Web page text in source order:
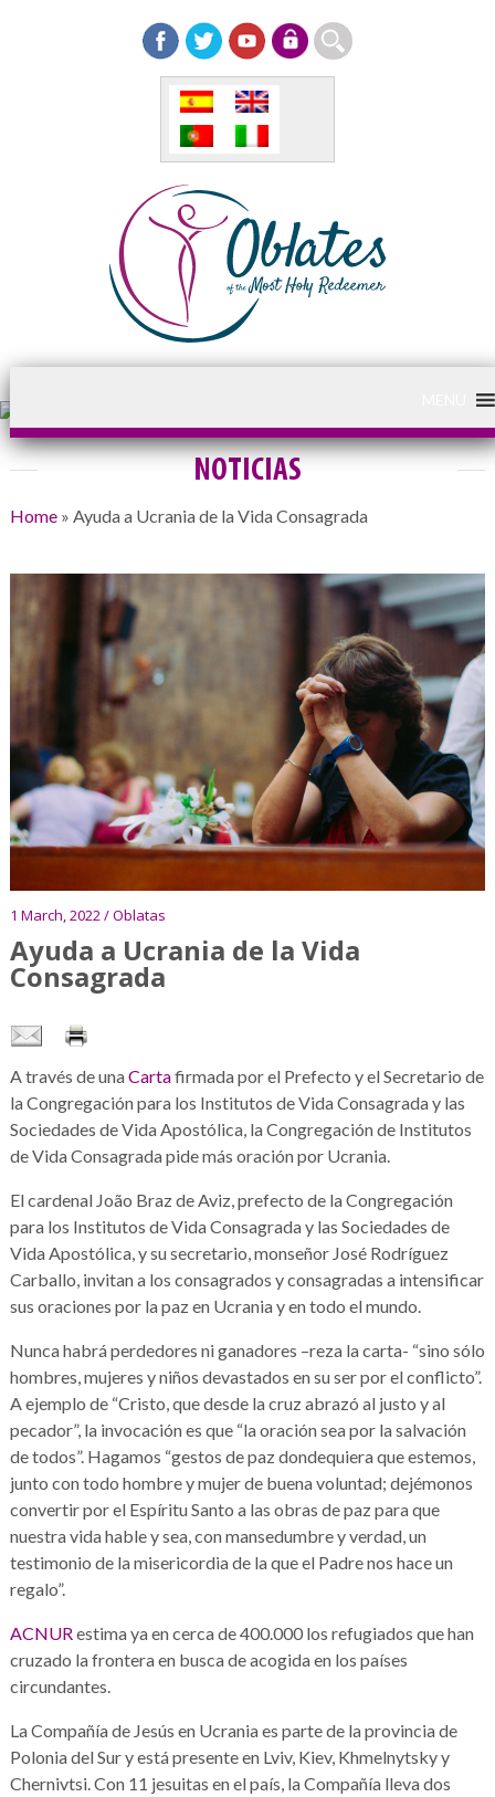
NOTICIAS
Home» Ayuda a Ucrania de la Vida Consagrada
1 March, 2022 / Oblatas
Ayuda a Ucrania de la Vida
Consagrada
A través de unaCartafirmada por el Prefecto y el Secretario de
la Congregación para los Institutos de Vida Consagrada y las
Sociedades de Vida Apostólica, la Congregación de Institutos
de Vida Consagrada pide más oración por Ucrania.
El cardenal João Braz de Aviz, prefecto de la Congregación
para los Institutos de Vida Consagrada y las Sociedades de
Vida Apostólica, y su secretario, monseñor José Rodríguez
Carballo, invitan a los consagrados y consagradas a intensificar
sus oraciones por la paz en Ucrania y en todo el mundo.
Nunca habrá perdedores ni ganadores –reza la carta- “sino sólo
hombres, mujeres y niños devastados en su ser por el conflicto”.
A ejemplo de “Cristo, que desde la cruz abrazó al justo y al
pecador”, la invocación es que “la oración sea por la salvación
de todos”. Hagamos “gestos de paz dondequiera que estemos,
junto con todo hombre y mujer de buena voluntad; dejémonos
convertir por el Espíritu Santo a las obras de paz para que
nuestra vida hable y sea, con mansedumbre y verdad, un
testimonio de la misericordia de la que el Padre nos hace un
regalo”.
ACNURestima ya en cerca de 400.000 los refugiados que han
cruzado la frontera en busca de acogida en los países
circundantes.
La Compañía de Jesús en Ucrania es parte de la provincia de
Polonia del Sur y está presente en Lviv, Kiev, Khmelnytsky y
Chernivtsi. Con 11 jesuitas en el país, la Compañía lleva dos